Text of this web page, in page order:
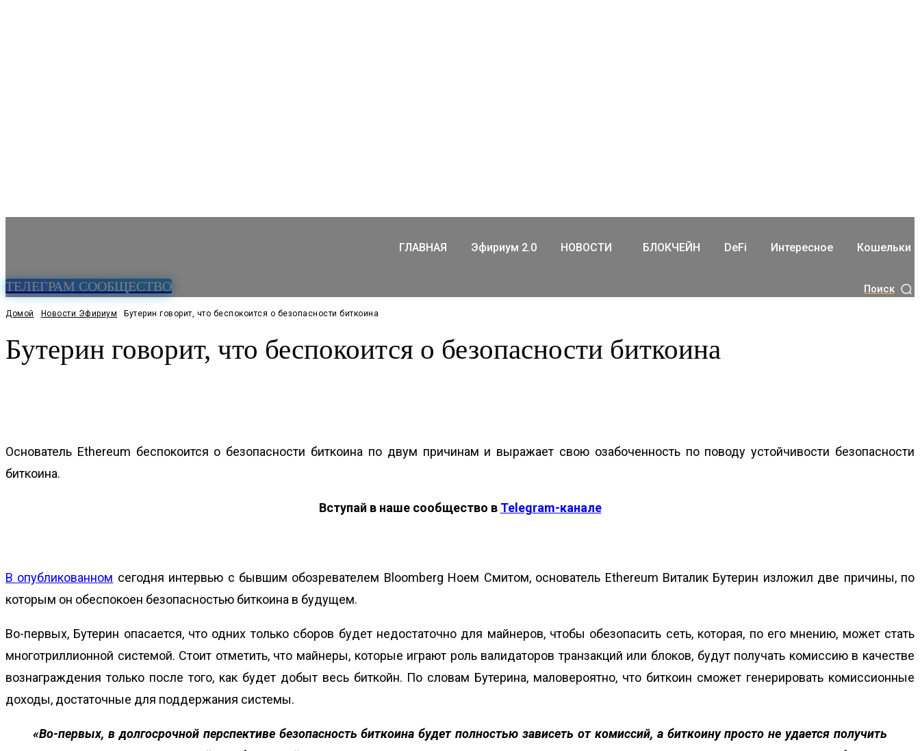
ТЕЛЕГРАМ СООБЩЕСТВО
ГЛАВНАЯ Эфириум 2.0 НОВОСТИ БЛОКЧЕЙН DeFi Интересное Кошельки
Поиск
Домой Новости Эфириум Бутерин говорит, что беспокоится о безопасности биткоина
Бутерин говорит, что беспокоится о безопасности биткоина
Основатель Ethereum беспокоится о безопасности биткоина по двум причинам и выражает свою озабоченность по поводу устойчивости безопасности
биткоина.
Вступай в наше сообщество в Telegram-канале
В опубликованном сегодня интервью с бывшим обозревателем Bloomberg Ноем Смитом, основатель Ethereum Виталик Бутерин изложил две причины, по
которым он обеспокоен безопасностью биткоина в будущем.
Во-первых, Бутерин опасается, что одних только сборов будет недостаточно для майнеров, чтобы обезопасить сеть, которая, по его мнению, может стать
многотриллионной системой. Стоит отметить, что майнеры, которые играют роль валидаторов транзакций или блоков, будут получать комиссию в качестве
вознаграждения только после того, как будет добыт весь биткойн. По словам Бутерина, маловероятно, что биткоин сможет генерировать комиссионные
доходы, достаточные для поддержания системы.
«Во-первых, в долгосрочной перспективе безопасность биткоина будет полностью зависеть от комиссий, а биткоину просто не удается получить